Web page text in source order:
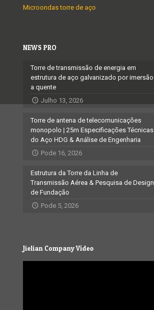
Microondas torre de aço
NEWS PRO
Torre de transmissão de energia em
estrutura de aço galvanizado por imersão
a quente
Julho 13, 2026
Torre de antena de telecomunicações
monopolo | 25m Especificações Técnicas
do Aço HDG & Análise de Engenharia
Pode 16, 2026
Estrutura da Torre da Linha de
Transmissão Aérea & Pesquisa de Design
de Fundação
Pode 5, 2026
Jielian Company Vídeo